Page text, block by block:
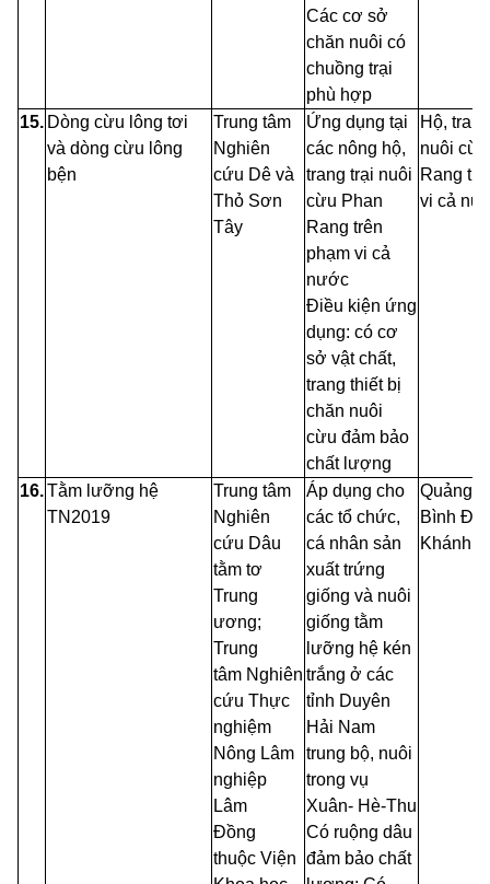
Các cơ sở
chăn nuôi có
chuồng trại
phù hợp
15. Dòng cừu lông tơi
và dòng cừu lông
bện
Trung tâm
Nghiên
cứu Dê và
Thỏ Sơn
Tây
Ứng dụng tại
các nông hộ,
trang trại nuôi
cừu Phan
Rang trên
phạm vi cả
nước
Điều kiện ứng
dụng: có cơ
sở vật chất,
trang thiết bị
chăn nuôi
cừu đảm bảo
chất lượng
Hộ,
nuôi
Rang
vi cả
16.Tằm lưỡng hệ
TN2019
Trung tâm
Nghiên
cứu Dâu
tằm tơ
Trung
ương;
Trung
tâm Nghiên
cứu Thực
nghiệm
Nông Lâm
nghiệp
Lâm
Đồng
thuộc Viện
Áp dụng cho
các tổ chức,
cá nhân sản
xuất trứng
giống và nuôi
giống tằm
lưỡng hệ kén
trắng ở các
tỉnh Duyên
Hải Nam
trung bộ, nuôi
trong vụ
Xuân- Hè-Thu
Có ruộng dâu
đảm bảo chất
Quảng
Bình
Khánh